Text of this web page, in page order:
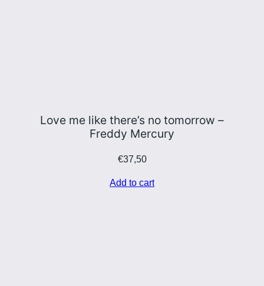
Love me like there’s no tomorrow –
Freddy Mercury
€37,50
Add to cart